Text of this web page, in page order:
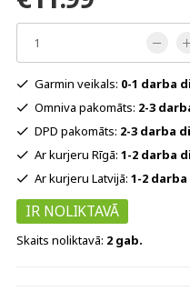
Garmin veikals: 0-1 darba
Omniva pakomāts: 2-3
DPD pakomāts: 2-3 darba
Ar kurjeru Rīgā: 1-2 darba
Ar kurjeru Latvijā: 1-2
IR NOLIKTAVĀ
Skaits noliktavā: 2 gab.